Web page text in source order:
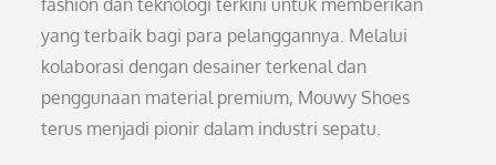
fashion dan teknologi terkini untuk memberikan
yang terbaik bagi para pelanggannya. Melalui
kolaborasi dengan desainer terkenal dan
penggunaan material premium, Mouwy Shoes
terus menjadi pionir dalam industri sepatu.